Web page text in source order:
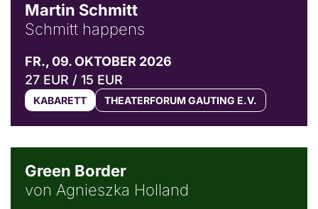
Martin Schmitt
Schmitt happens
FR., 09. OKTOBER 2026
27 EUR / 15 EUR
KABARETT THEATERFORUM GAUTING E.V.
Green Border
von Agnieszka Holland